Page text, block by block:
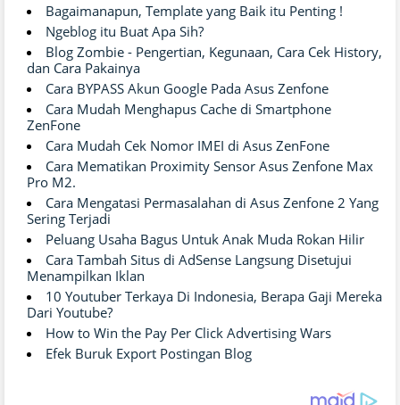
Bagaimanapun, Template yang Baik itu Penting !
Ngeblog itu Buat Apa Sih?
Blog Zombie - Pengertian, Kegunaan, Cara Cek History,
dan Cara Pakainya
Cara BYPASS Akun Google Pada Asus Zenfone
Cara Mudah Menghapus Cache di Smartphone
ZenFone
Cara Mudah Cek Nomor IMEI di Asus ZenFone
Cara Mematikan Proximity Sensor Asus Zenfone Max
Pro M2.
Cara Mengatasi Permasalahan di Asus Zenfone 2 Yang
Sering Terjadi
Peluang Usaha Bagus Untuk Anak Muda Rokan Hilir
Cara Tambah Situs di AdSense Langsung Disetujui
Menampilkan Iklan
10 Youtuber Terkaya Di Indonesia, Berapa Gaji Mereka
Dari Youtube?
How to Win the Pay Per Click Advertising Wars
Efek Buruk Export Postingan Blog